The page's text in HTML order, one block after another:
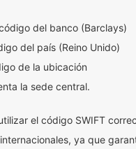
del banco (Barclays)
del país (Reino Unido)
de la ubicación
la sede central.
el código SWIFT
ya que